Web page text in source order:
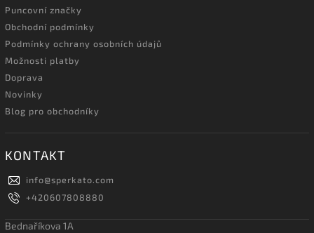
Puncovní značky
Obchodní podmínky
Podmínky ochrany osobních údajů
Možnosti platby
Doprava
Novinky
Blog pro obchodníky
KONTAKT
info@sperkato.com
+420607808880
Bednaříkova 1A